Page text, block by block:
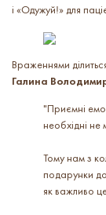
і «Одужуй!» для
Враженнями
Галина
"Приємні
необхідні
Тому нам з
подарунки
як важливо